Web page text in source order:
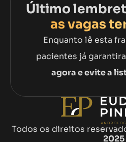
Último
as vagas
Enquanto lê esta
pacientes já
agora e evite a
Todos os direitos
2025